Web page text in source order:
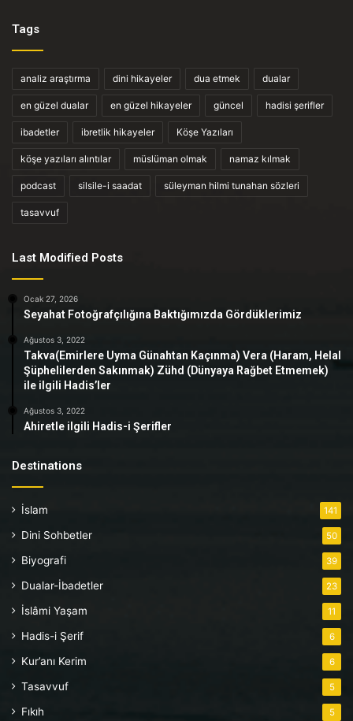
Tags
analiz araştırma dini hikayeler dua etmek dualar
en güzel dualar en güzel hikayeler güncel hadisi şerifler
ibadetler ibretlik hikayeler Köşe Yazıları
köşe yazıları alıntılar müslüman olmak namaz kılmak
podcast silsile-i saadat süleyman hilmi tunahan sözleri
tasavvuf
Last Modified Posts
Ocak 27, 2026
Seyahat Fotoğrafçılığına Baktığımızda Gördüklerimiz
Ağustos 3, 2022
Takva(Emirlere Uyma Günahtan Kaçınma) Vera (Haram, Helal
Şüphelilerden Sakınmak) Zühd (Dünyaya Rağbet Etmemek)
ile ilgili Hadis’ler
Ağustos 3, 2022
Ahiretle ilgili Hadis-i Şerifler
Destinations
İslam 141
Dini Sohbetler 50
Biyografi 39
Dualar-İbadetler 23
İslâmi Yaşam 11
Hadis-i Şerif 6
Kur’anı Kerim 6
Tasavvuf 5
Fıkıh 5